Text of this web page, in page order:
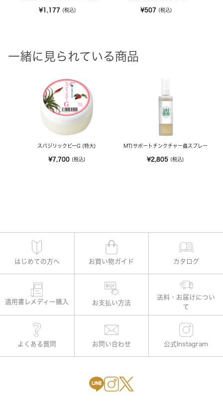
¥1,177 (税込) ¥507 (税込)
一緒に見られている商品
スパジリックビーG (特大)
¥7,700 (税込)
MT)サポートチンクチャー蟲スプレー
¥2,805 (税込)
はじめての方へ お買い物ガイド カタログ
適用書レメディー購入 お支払い方法
よくある質問 お問い合わせ 公式Instagram